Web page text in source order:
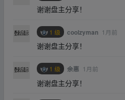
谢谢盘主分享！
1 级 coolzyman 1月前
谢谢盘主分享！
1 级 余惠 1月前
谢谢盘主分享！